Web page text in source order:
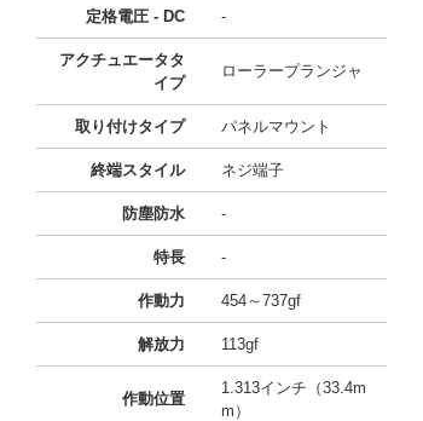
定格電圧 - DC -
アクチュエータタ
イプ
ローラープランジャ
取り付けタイプ パネルマウント
終端スタイル ネジ端子
防塵防水 -
特長 -
作動力 454～737gf
解放力 113gf
作動位置
1.313インチ（33.4m
m）